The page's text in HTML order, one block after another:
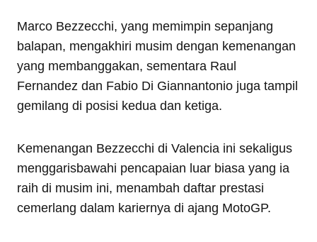
Marco Bezzecchi, yang memimpin sepanjang
balapan, mengakhiri musim dengan kemenangan
yang membanggakan, sementara Raul
Fernandez dan Fabio Di Giannantonio juga tampil
gemilang di posisi kedua dan ketiga.
Kemenangan Bezzecchi di Valencia ini sekaligus
menggarisbawahi pencapaian luar biasa yang ia
raih di musim ini, menambah daftar prestasi
cemerlang dalam kariernya di ajang MotoGP.